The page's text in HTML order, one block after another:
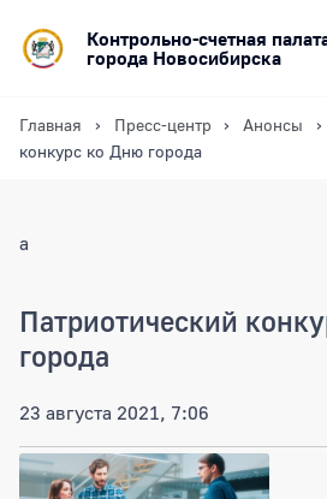
Контрольно-счетная
города Новосибирска
Главная Пресс-центр Анонсы
конкурс ко Дню города
a
Патриотический
города
23 августа 2021, 7:06